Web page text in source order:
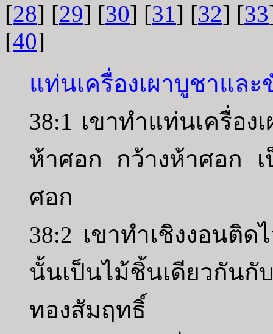
[28] [29] [30] [31] [32] [33
[40]
แท่นเครื่องเผาบูชาและ
38:1 เขาทำแท่นเครื่อง
ห้าศอก กว้างห้าศอก
ศอก
38:2 เขาทำเชิงงอนติ
นั้นเป็นไม้ชิ้นเดียวกั
ทองสัมฤทธิ์